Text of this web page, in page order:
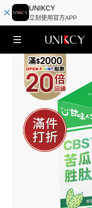
UNIKCY
立刻使用官方APP